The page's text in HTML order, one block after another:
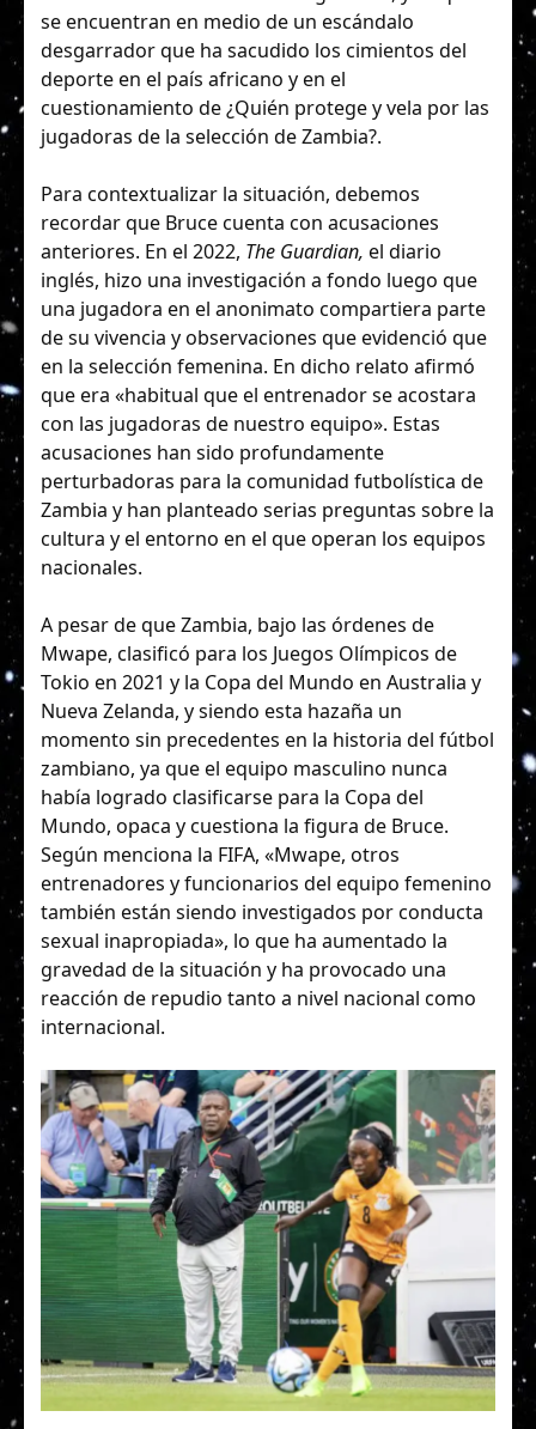
se encuentran en medio de un escándalo
desgarrador que ha sacudido los cimientos del
deporte en el país africano y en el
cuestionamiento de ¿Quién protege y vela por las
jugadoras de la selección de Zambia?.
Para contextualizar la situación, debemos
recordar que Bruce cuenta con acusaciones
anteriores. En el 2022, The Guardian, el diario
inglés, hizo una investigación a fondo luego que
una jugadora en el anonimato compartiera parte
de su vivencia y observaciones que evidenció que
en la selección femenina. En dicho relato afirmó
que era «habitual que el entrenador se acostara
con las jugadoras de nuestro equipo». Estas
acusaciones han sido profundamente
perturbadoras para la comunidad futbolística de
Zambia y han planteado serias preguntas sobre la
cultura y el entorno en el que operan los equipos
nacionales.
A pesar de que Zambia, bajo las órdenes de
Mwape, clasificó para los Juegos Olímpicos de
Tokio en 2021 y la Copa del Mundo en Australia y
Nueva Zelanda, y siendo esta hazaña un
momento sin precedentes en la historia del fútbol
zambiano, ya que el equipo masculino nunca
había logrado clasificarse para la Copa del
Mundo, opaca y cuestiona la figura de Bruce.
Según menciona la FIFA, «Mwape, otros
entrenadores y funcionarios del equipo femenino
también están siendo investigados por conducta
sexual inapropiada», lo que ha aumentado la
gravedad de la situación y ha provocado una
reacción de repudio tanto a nivel nacional como
internacional.